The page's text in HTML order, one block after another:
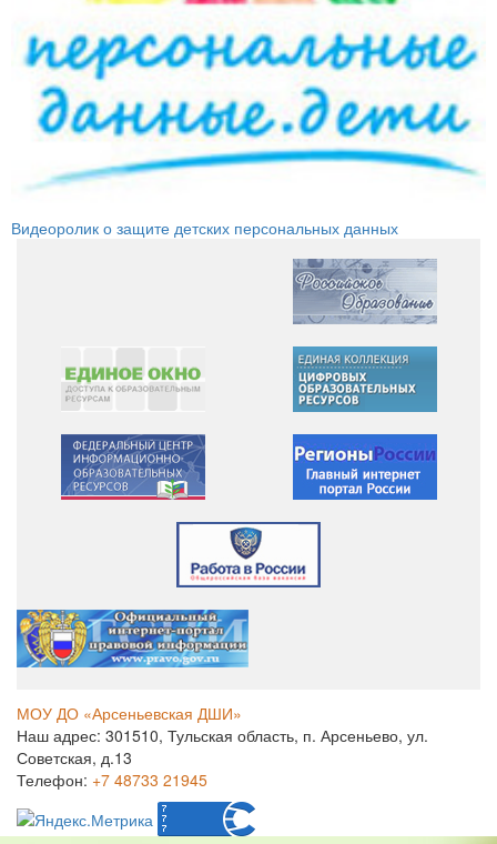
Видеоролик о защите детских персональных данных
МОУ ДО «Арсеньевская ДШИ»
Наш адрес: 301510, Тульская область, п. Арсеньево, ул.
Советская, д.13
Телефон: +7 48733 21945